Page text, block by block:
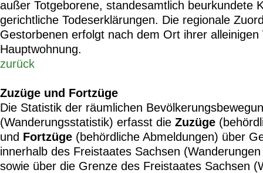
außer Totgeborene, standesamtlich beurkundete
gerichtliche Todeserklärungen. Die regionale
Gestorbenen erfolgt nach dem Ort ihrer alleinigen
Hauptwohnung.
zurück
Zuzüge und Fortzüge
Die Statistik der räumlichen
(Wanderungsstatistik) erfasst die Zuzüge
und Fortzüge (behördliche Abmeldungen) über
innerhalb des Freistaates Sachsen
sowie über die Grenze des Freistaates Sachsen